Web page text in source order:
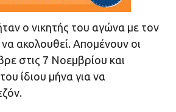
ο νικητής του αγώνα με τον
ακολουθεί. Απομένουν οι
στις 7 Νοεμβρίου και
ίδιου μήνα για να